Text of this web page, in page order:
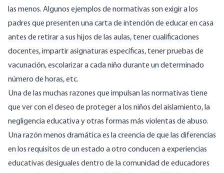
las menos. Algunos ejemplos de normativas son exigir a los
padres que presenten una carta de intención de educar en casa
antes de retirar a sus hijos de las aulas, tener cualificaciones
docentes, impartir asignaturas específicas, tener pruebas de
vacunación, escolarizar a cada niño durante un determinado
número de horas, etc.
Una de las muchas razones que impulsan las normativas tiene
que ver con el deseo de proteger a los niños del aislamiento, la
negligencia educativa y otras formas más violentas de abuso.
Una razón menos dramática es la creencia de que las diferencias
en los requisitos de un estado a otro conducen a experiencias
educativas desiguales dentro de la comunidad de educadores